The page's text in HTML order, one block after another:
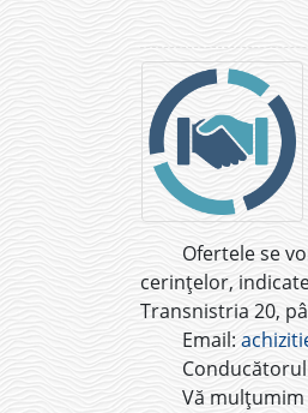
Ofertele se
cerințelor,
Transnistria 20,
Email:
Vă